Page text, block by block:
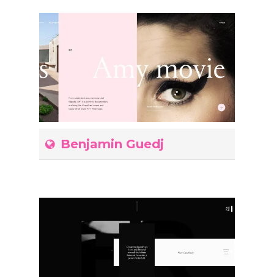
Benjamin Guedj